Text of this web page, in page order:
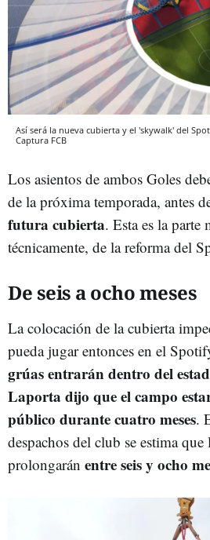
Así será la nueva cubierta y el 'skywalk' del
Captura FCB
Los asientos de ambos Goles
de la próxima temporada, antes
futura cubierta. Esta es la parte
técnicamente, de la reforma del
De seis a ocho meses
La colocación de la cubierta
pueda jugar entonces en el
grúas entrarán dentro del
Laporta dijo que el campo
público durante cuatro meses.
despachos del club se estima que
prolongarán entre seis y ocho